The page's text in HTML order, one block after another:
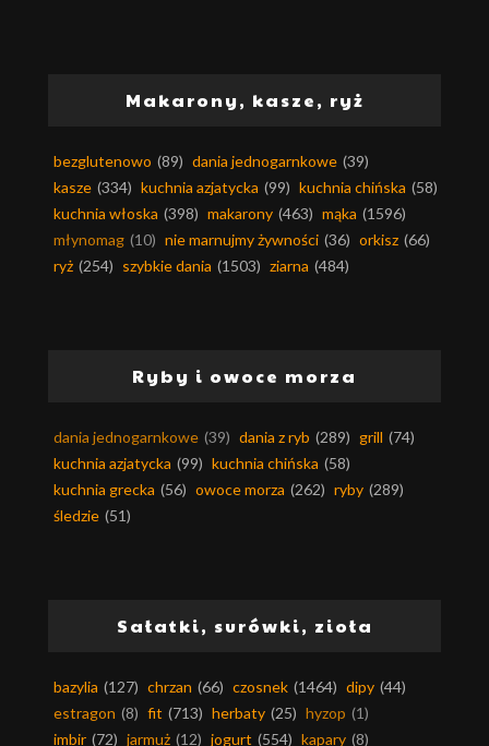
Makarony, kasze, ryż
bezglutenowo (89) dania jednogarnkowe (39)
kasze (334) kuchnia azjatycka (99) kuchnia chińska (58)
kuchnia włoska (398) makarony (463) mąka (1596)
młynomag (10) nie marnujmy żywności (36) orkisz (66)
ryż (254) szybkie dania (1503) ziarna (484)
Ryby i owoce morza
dania jednogarnkowe (39) dania z ryb (289) grill (74)
kuchnia azjatycka (99) kuchnia chińska (58)
kuchnia grecka (56) owoce morza (262) ryby (289)
śledzie (51)
Sałatki, surówki, zioła
bazylia (127) chrzan (66) czosnek (1464) dipy (44)
estragon (8) fit (713) herbaty (25) hyzop (1)
imbir (72) jarmuż (12) jogurt (554) kapary (8)